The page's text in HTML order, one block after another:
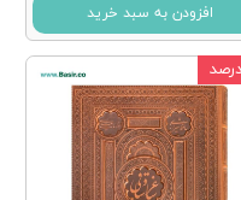
افزودن به سبد خرید